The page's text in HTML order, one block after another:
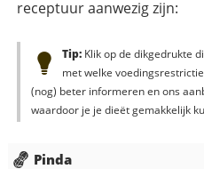
receptuur aanwezig zijn:
Tip:Klik op de dikgedrukte
met welke
(nog) beter informeren en ons
waardoor je je dieët gemakkelijk
Pinda